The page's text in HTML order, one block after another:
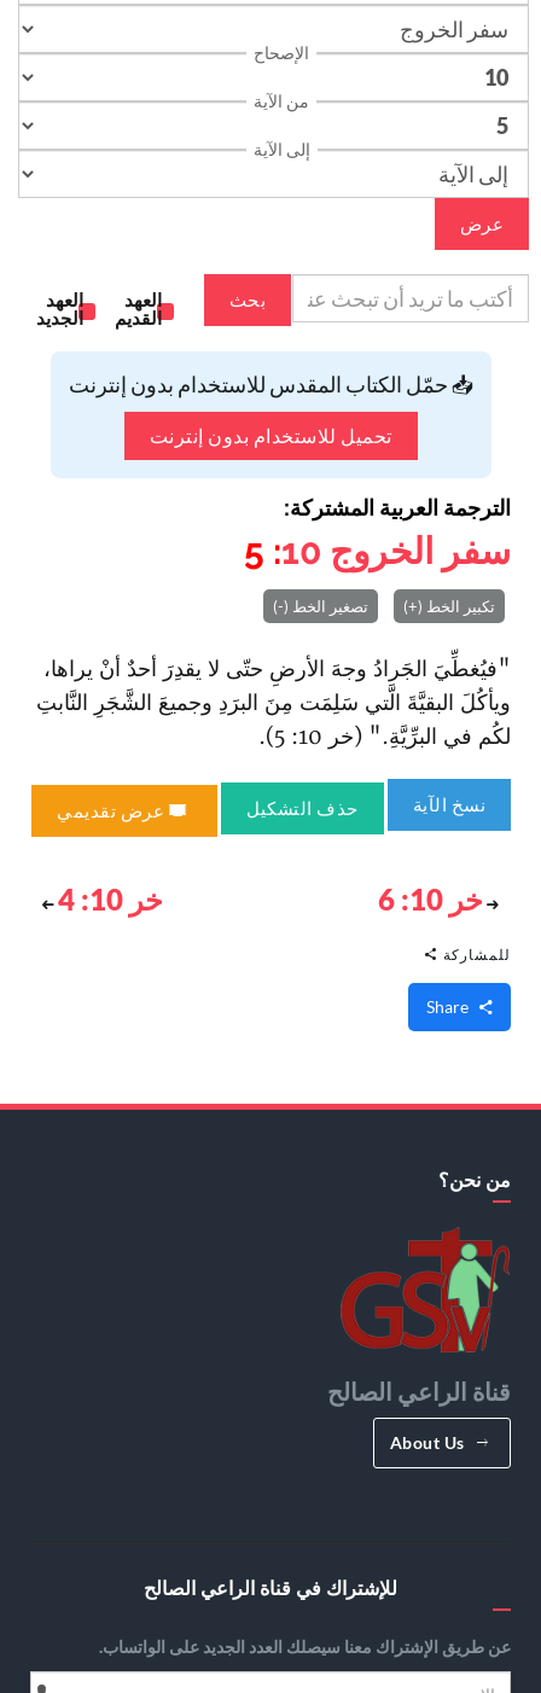
الإصحاح
من الآية
إلى الآية
عرض
بحث
العهد
القديم
العهد
الجديد
📥 حمّل الكتاب المقدس للاستخدام بدون إنترنت
تحميل للاستخدام بدون إنترنت
الترجمة العربية المشتركة:
سفر الخروج 10
: 5
تكبير الخط (+) تصغير الخط (-)
"فيُغطِّيَ الجَرادُ وجهَ الأرضِ حتّى لا يقدِرَ أحدٌ أنْ يراها،
ويأكُلَ البقيَّةَ الَّتي سَلِمَت مِنَ البرَدِ‌ وجميعَ الشَّجَرِ النَّابتِ
لكُم في البرِّيَّةِ." (خر 10: 5).
نسخ الآية حذف التشكيل عرض تقديمي
خر 10: 6 خر 10: 4
للمشاركة
من نحن؟
قناة الراعي الصالح
About Us
للإشتراك في قناة الراعي الصالح
عن طريق الإشتراك معنا سيصلك العدد الجديد على الواتساب.